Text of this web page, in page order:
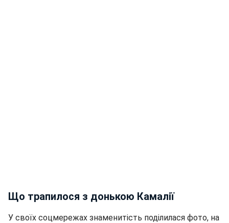
Що трапилося з донькою Камалії
У своїх соцмережах знаменитість поділилася фото, на